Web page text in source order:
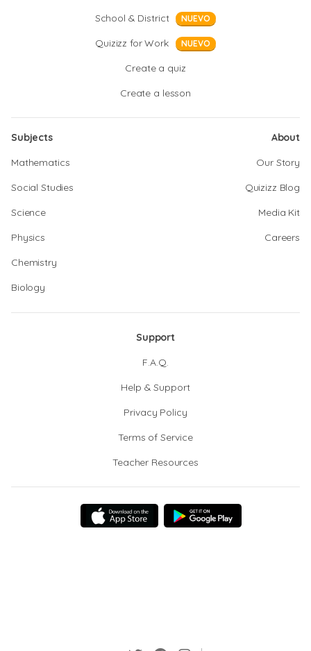
School & District
NUEVO
Quizizz for Work NUEVO
Create a quiz
Create a lesson
Subjects
Mathematics
Social Studies
Science
Physics
Chemistry
Biology
About
Our Story
Quizizz Blog
Media Kit
Careers
Support
F.A.Q.
Help & Support
Privacy Policy
Terms of Service
Teacher Resources